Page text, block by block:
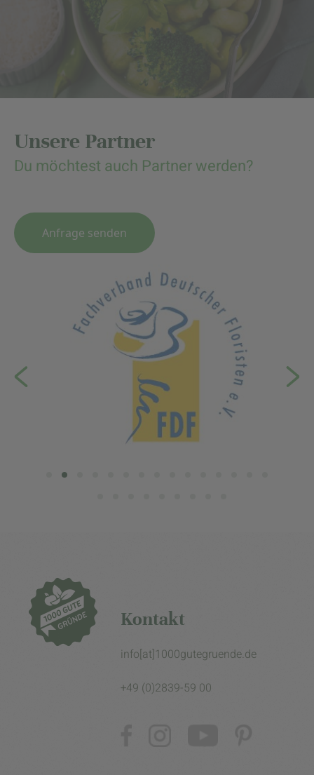
Unsere Partner
Du möchtest auch Partner werden?
Anfrage senden
Kontakt
info[at]1000gutegruende.de
+49 (0)2839-59 00